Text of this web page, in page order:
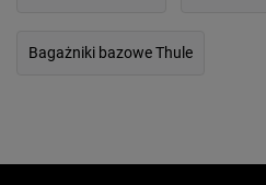
Bagażniki bazowe Thule